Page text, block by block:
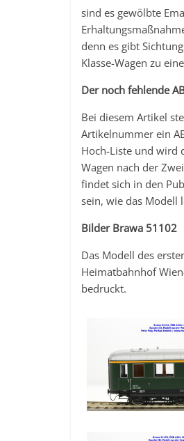
sind es gewölbte
denn es gibt
Klasse-Wagen zu
Der noch fehlende
Bei diesem Artikel
Artikelnummer ein
Hoch-Liste und wird
Wagen nach der
findet sich in den
sein, wie das Modell
Bilder Brawa 51102
Das Modell des
Heimatbahnhof
bedruckt.